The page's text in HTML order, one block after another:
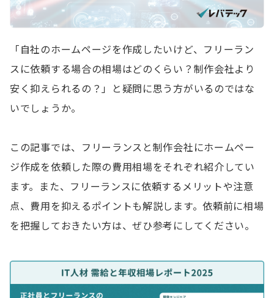
「自社のホームページを作成したいけど、フリーラン
スに依頼する場合の相場はどのくらい？制作会社より
安く抑えられるの？」と疑問に思う方がいるのではな
いでしょうか。
この記事では、フリーランスと制作会社にホームペー
ジ作成を依頼した際の費用相場をそれぞれ紹介してい
ます。また、フリーランスに依頼するメリットや注意
点、費用を抑えるポイントも解説します。依頼前に相場
を把握しておきたい方は、ぜひ参考にしてください。